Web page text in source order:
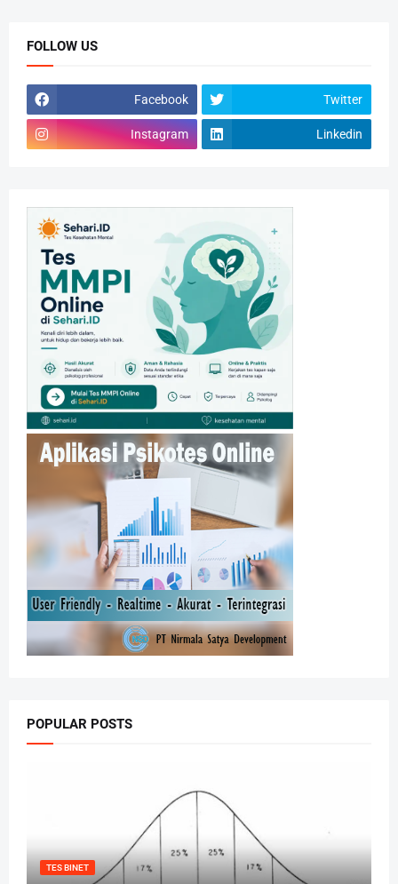
FOLLOW US
Facebook Twitter
Instagram Linkedin
POPULAR POSTS
TES BINET